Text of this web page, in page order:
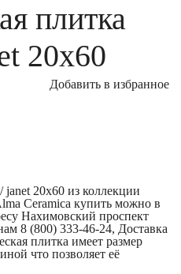
плитка
20x60
Добавить в избранное
20x60 из коллекции
Ceramica купить можно в
Нахимовский проспект
8 (800) 333-46-24, Доставка
плитка имеет размер
что позволяет её